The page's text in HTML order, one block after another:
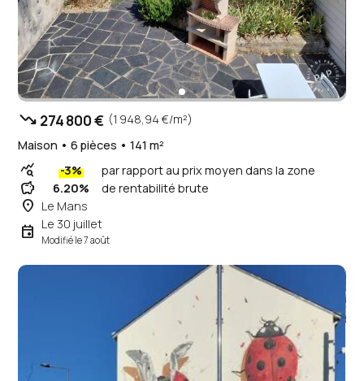
trending_down 274 800 € (1 948,94 €/m²)
Maison • 6 pièces • 141 m²
query_stats -3% par rapport au prix moyen dans la zone
savings 6.20% de rentabilité brute
place Le Mans
event Le 30 juillet
Modifié le 7 août